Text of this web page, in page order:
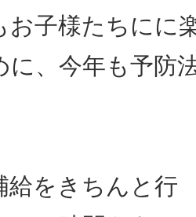
お子様たちにに
に、今年も予防
給をきちんと行